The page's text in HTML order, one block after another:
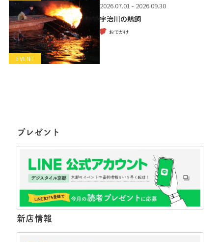
EVENT
2026.07.01 - 2026.09.30
宇治川の鵜飼
おでかけ
プレゼント
新店情報